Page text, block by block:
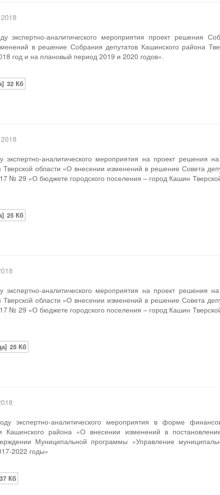
экспертно-аналитического мероприятия проект решения
в решение Собрания депутатов Кашинского района
год и на плановый период 2019 и 2020 годов».
32 Кб
аналитического мероприятия на проект решения
области «О внесении изменений в решение Совета
№ 29 «О бюджете городского поселения – город Кашин
25 Кб
аналитического мероприятия на проект решения
области «О внесении изменений в решение Совета
№ 29 «О бюджете городского поселения – город Кашин
25 Кб
экспертно-аналитического мероприятия в форме
Кашинского района «О внесении изменений в
Муниципальной программы «Управление
2022 годы»
37 Кб